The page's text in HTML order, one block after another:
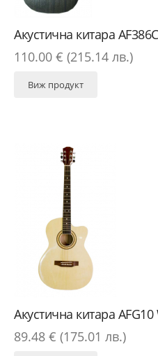
Акустична китара
110.00 € (215.14 лв.)
Виж продукт
Акустична китара AFG10
89.48 € (175.01 лв.)